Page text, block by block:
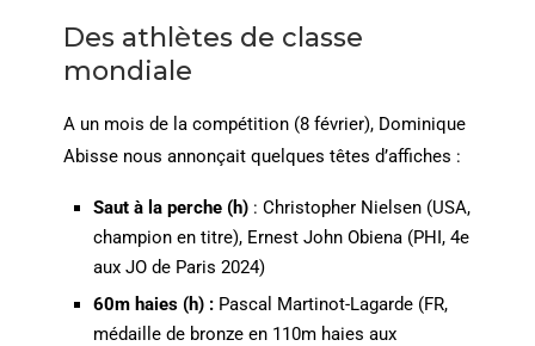
Des athlètes de classe
mondiale
A un mois de la compétition (8 février), Dominique
Abisse nous annonçait quelques têtes d’affiches :
Saut à la perche (h): Christopher Nielsen (USA,
champion en titre), Ernest John Obiena (PHI, 4e
aux JO de Paris 2024)
60m haies (h) : Pascal Martinot-Lagarde (FR,
médaille de bronze en 110m haies aux